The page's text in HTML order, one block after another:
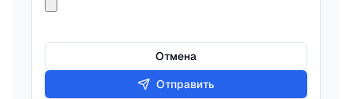
Отмена
Отправить